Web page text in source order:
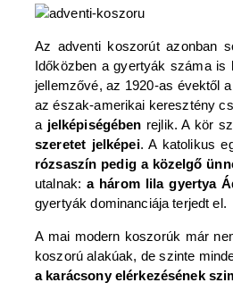
Az adventi koszorút azonban
Időközben a gyertyák száma is
jellemzővé, az 1920-as évektől
az észak-amerikai keresztény
a jelképiségében rejlik. A kör
szeretet jelképei. A katolikus
rózsaszín pedig a közelgő
utalnak:a három lila gyertya
gyertyák dominanciája terjedt el.
A mai modern koszorúk már
koszorú alakúak, de szinte
a karácsony elérkezésének